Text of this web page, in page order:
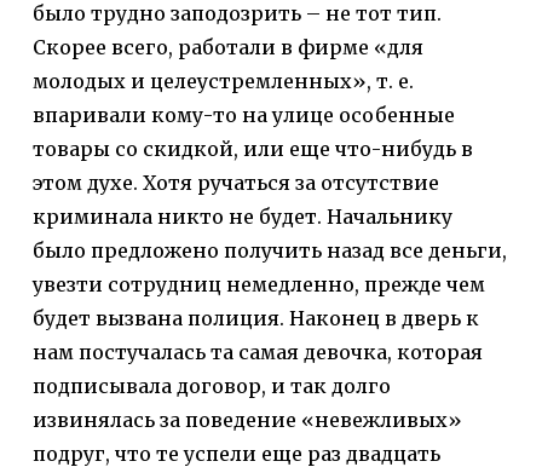
было трудно заподозрить – не тот тип.
Скорее всего, работали в фирме «для
молодых и целеустремленных», т. е.
впаривали кому-то на улице особенные
товары со скидкой, или еще что-нибудь в
этом духе. Хотя ручаться за отсутствие
криминала никто не будет. Начальнику
было предложено получить назад все деньги,
увезти сотрудниц немедленно, прежде чем
будет вызвана полиция. Наконец в дверь к
нам постучалась та самая девочка, которая
подписывала договор, и так долго
извинялась за поведение «невежливых»
подруг, что те успели еще раз двадцать